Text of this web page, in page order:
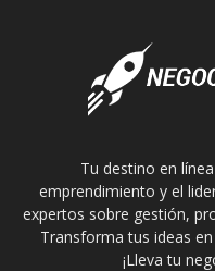
Tu destino en
emprendimiento y el
expertos sobre gestión,
Transforma tus ideas
¡Lleva tu